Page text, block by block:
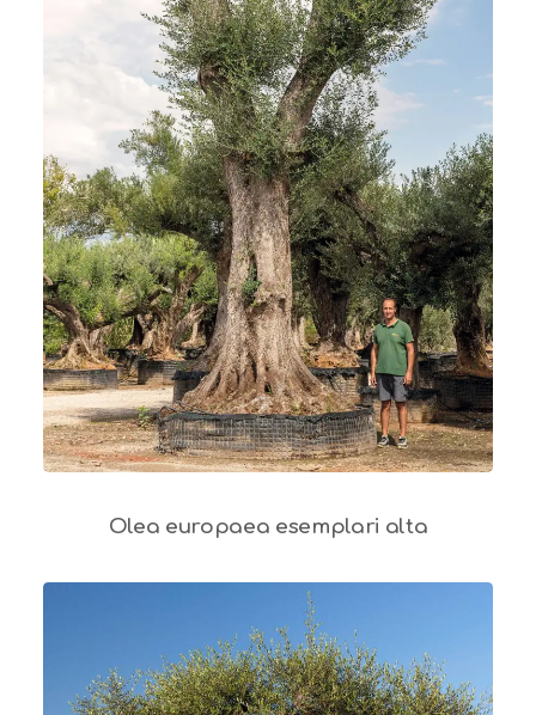
Olea europaea esemplari alta